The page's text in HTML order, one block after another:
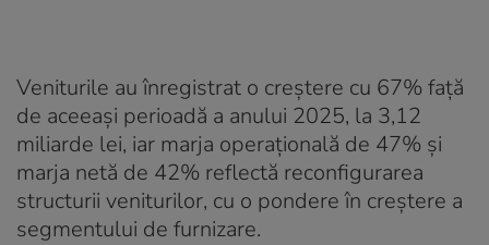
Veniturile au înregistrat o creștere cu 67% față
de aceeași perioadă a anului 2025, la 3,12
miliarde lei, iar marja operațională de 47% și
marja netă de 42% reflectă reconfigurarea
structurii veniturilor, cu o pondere în creștere a
segmentului de furnizare.